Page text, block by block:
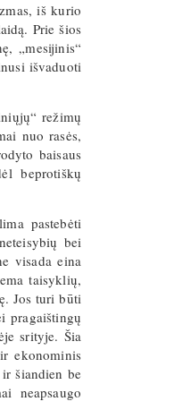
iš kurio
Prie šios
„mesijinis“
išvaduoti
režimų
nuo rasės,
baisaus
beprotiškų
pastebėti
bei
visada eina
taisyklių,
Jos turi būti
pragaištingų
srityje. Šia
ekonominis
šiandien be
neapsaugo